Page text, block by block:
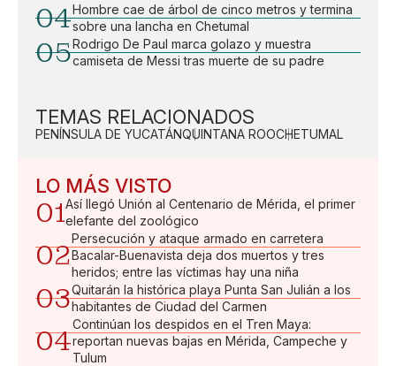
04Hombre cae de árbol de cinco metros y termina
sobre una lancha en Chetumal
05Rodrigo De Paul marca golazo y muestra
camiseta de Messi tras muerte de su padre
TEMAS RELACIONADOS
PENÍNSULA DE YUCATÁNQUINTANA ROOCHETUMAL
LO MÁS VISTO
01Así llegó Unión al Centenario de Mérida, el primer
elefante del zoológico
02
Persecución y ataque armado en carretera
Bacalar-Buenavista deja dos muertos y tres
heridos; entre las víctimas hay una niña
03Quitarán la histórica playa Punta San Julián a los
habitantes de Ciudad del Carmen
04
Continúan los despidos en el Tren Maya:
reportan nuevas bajas en Mérida, Campeche y
Tulum